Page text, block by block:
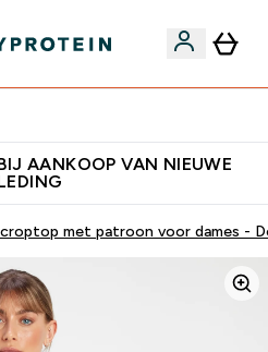
AANKOOP VAN NIEUWE
met patroon voor dames -